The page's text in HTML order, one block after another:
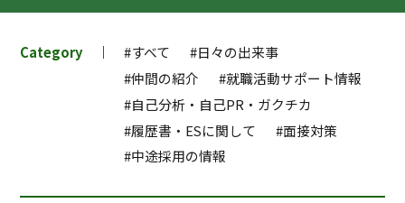
Category #すべて
#日々の出来事
#仲間の紹介
#就職活動サポート情報
#自己分析・自己PR・ガクチカ
#履歴書・ESに関して
#面接対策
#中途採用の情報